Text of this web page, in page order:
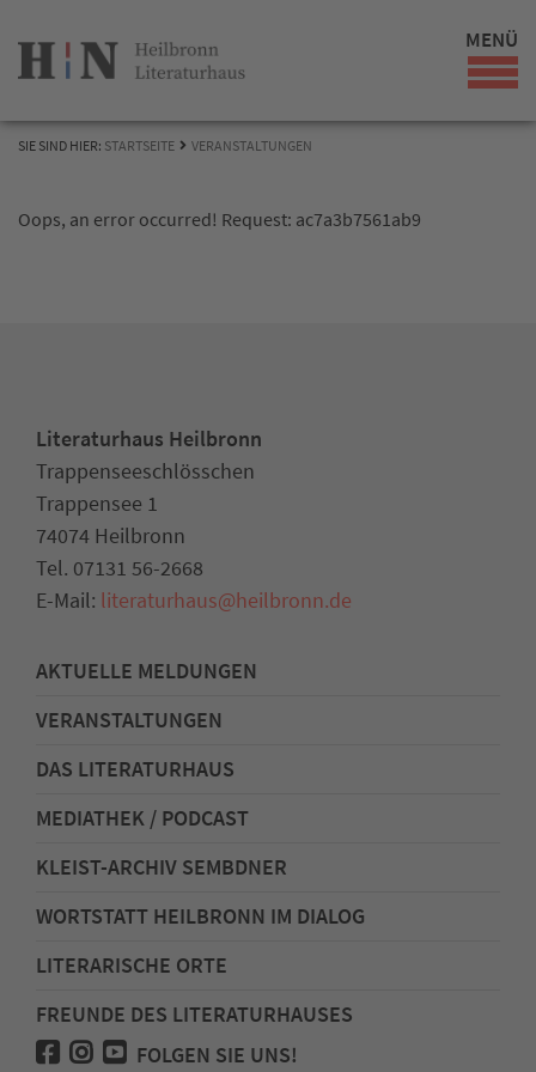
MENÜ
SIE SIND HIER: STARTSEITE VERANSTALTUNGEN
Oops, an error occurred! Request: ac7a3b7561ab9
Literaturhaus Heilbronn
Trappenseeschlösschen
Trappensee 1
74074 Heilbronn
Tel. 07131 56-2668
E-Mail: literaturhaus@heilbronn.de
AKTUELLE MELDUNGEN
VERANSTALTUNGEN
DAS LITERATURHAUS
MEDIATHEK / PODCAST
KLEIST-ARCHIV SEMBDNER
WORTSTATT HEILBRONN IM DIALOG
LITERARISCHE ORTE
FREUNDE DES LITERATURHAUSES
FOLGEN SIE UNS!